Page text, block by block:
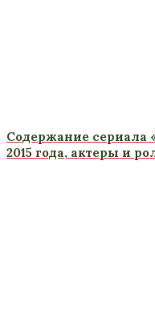
Содержание сериала
2015 года, актеры и